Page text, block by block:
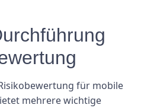
für mobile
mehrere wichtige